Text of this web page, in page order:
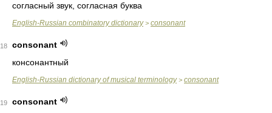
согласный звук, согласная буква
English-Russian combinatory dictionary> consonant
18
consonant
консонантный
English-Russian dictionary of musical terminology> consonant
19
consonant